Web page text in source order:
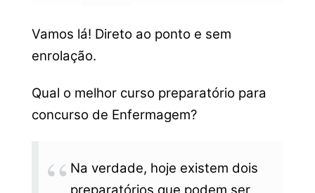
Vamos lá! Direto ao ponto e sem
enrolação.
Qual o melhor curso preparatório para
concurso de Enfermagem?
Na verdade, hoje existem dois
preparatórios que podem ser